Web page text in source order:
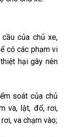
của chủ xe,
có các phạm vi
thiệt hạigây nên
soát của chủ
va, lật, đổ, rơi,
va chạm vào;